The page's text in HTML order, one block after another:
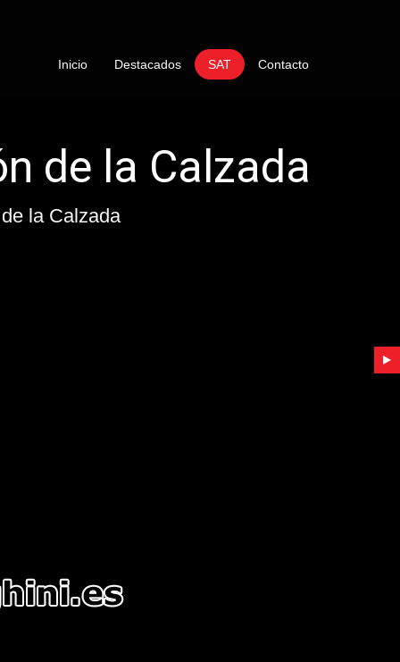
Inicio Destacados SAT Contacto
Lamborghini
de Gasoil Lamborghini Torrejón de la
la Calzada